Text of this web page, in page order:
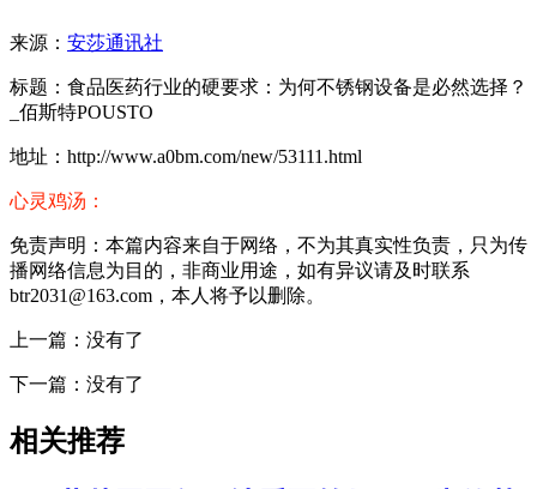
来源： 安莎通讯社
标题：食品医药行业的硬要求：为何不锈钢设备是必然选择？
_佰斯特POUSTO
地址：http://www.a0bm.com/new/53111.html
心灵鸡汤：
免责声明：本篇内容来自于网络，不为其真实性负责，只为传
播网络信息为目的，非商业用途，如有异议请及时联系
btr2031@163.com，本人将予以删除。
上一篇：没有了
下一篇：没有了
相关推荐